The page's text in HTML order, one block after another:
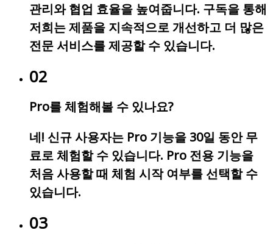
관리와 협업 효율을 높여줍니다. 구독을 통해
저희는 제품을 지속적으로 개선하고 더 많은
전문 서비스를 제공할 수 있습니다.
02
Pro를 체험해볼 수 있나요?
네! 신규 사용자는 Pro 기능을 30일 동안 무
료로 체험할 수 있습니다. Pro 전용 기능을
처음 사용할 때 체험 시작 여부를 선택할 수
있습니다.
03